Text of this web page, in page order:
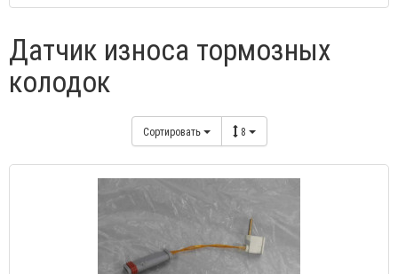
Датчик износа тормозных
колодок
Сортировать 8